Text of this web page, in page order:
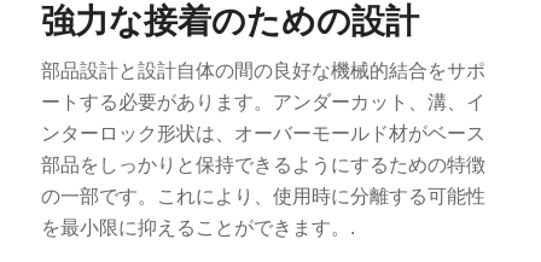
強力な接着のための設計
部品設計と設計自体の間の良好な機械的結合をサポ
ートする必要があります。アンダーカット、溝、イ
ンターロック形状は、オーバーモールド材がベース
部品をしっかりと保持できるようにするための特徴
の一部です。これにより、使用時に分離する可能性
を最小限に抑えることができます。.